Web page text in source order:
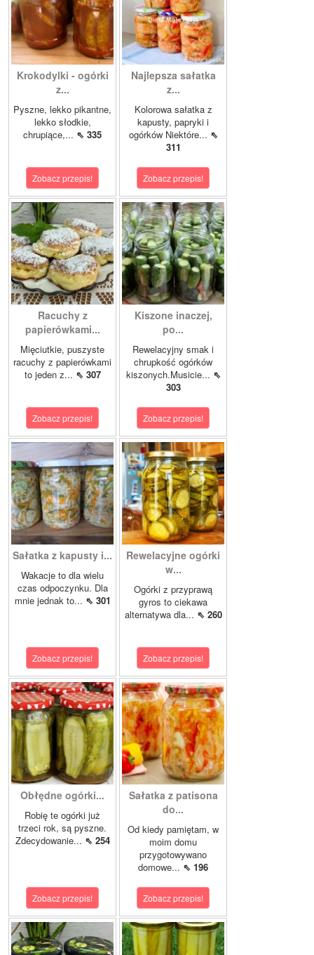
Krokodylki - ogórki
z...
Pyszne, lekko pikantne,
lekko słodkie,
chrupiące,... ⇖ 335
Zobacz przepis!
Najlepsza sałatka
z...
Kolorowa sałatka z
kapusty, papryki i
ogórków Niektóre... ⇖
311
Zobacz przepis!
Racuchy z
papierówkami...
Mięciutkie, puszyste
racuchy z papierówkami
to jeden z... ⇖ 307
Zobacz przepis!
Kiszone inaczej,
po...
Rewelacyjny smak i
chrupkość ogórków
kiszonych.Musicie... ⇖
303
Zobacz przepis!
Sałatka z kapusty i...
Wakacje to dla wielu
czas odpoczynku. Dla
mnie jednak to... ⇖ 301
Zobacz przepis!
Rewelacyjne ogórki
w...
Ogórki z przyprawą
gyros to ciekawa
alternatywa dla... ⇖ 260
Zobacz przepis!
Obłędne ogórki...
Robię te ogórki już
trzeci rok, są pyszne.
Zdecydowanie... ⇖ 254
Zobacz przepis!
Sałatka z patisona
do...
Od kiedy pamiętam, w
moim domu
przygotowywano
domowe... ⇖ 196
Zobacz przepis!